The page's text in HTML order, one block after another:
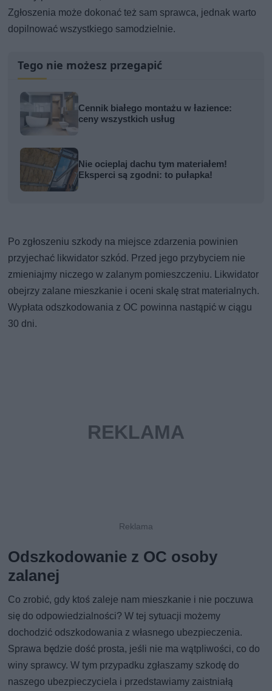
Zgłoszenia może dokonać też sam sprawca, jednak warto
dopilnować wszystkiego samodzielnie.
Tego nie możesz przegapić
Cennik białego montażu w łazience:
ceny wszystkich usług
Nie ocieplaj dachu tym materiałem!
Eksperci są zgodni: to pułapka!
Po zgłoszeniu szkody na miejsce zdarzenia powinien
przyjechać likwidator szkód. Przed jego przybyciem nie
zmieniajmy niczego w zalanym pomieszczeniu. Likwidator
obejrzy zalane mieszkanie i oceni skalę strat materialnych.
Wypłata odszkodowania z OC powinna nastąpić w ciągu
30 dni.
Odszkodowanie z OC osoby
zalanej
Co zrobić, gdy ktoś zaleje nam mieszkanie i nie poczuwa
się do odpowiedzialności? W tej sytuacji możemy
dochodzić odszkodowania z własnego ubezpieczenia.
Sprawa będzie dość prosta, jeśli nie ma wątpliwości, co do
winy sprawcy. W tym przypadku zgłaszamy szkodę do
naszego ubezpieczyciela i przedstawiamy zaistniałą